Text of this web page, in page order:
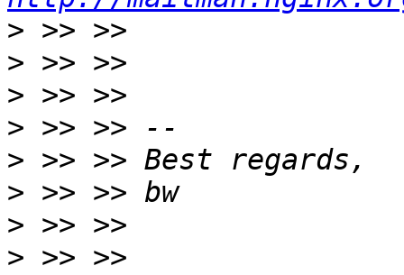
>
>
>
>
>
>
>
> >> >>